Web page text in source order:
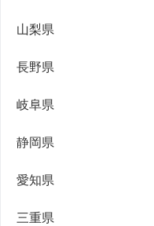
山梨県
長野県
岐阜県
静岡県
愛知県
三重県